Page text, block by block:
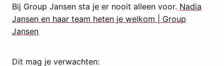
Bij Group Jansen sta je er nooit alleen voor. Nadia
Jansen en haar team heten je welkom | Group
Jansen
Dit mag je verwachten: